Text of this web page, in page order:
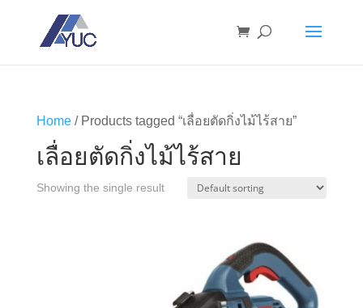
Home/ Products tagged “เลื่อยตัดกิ่งไม้ไร้สาย”
เลื่อยตัดกิ่งไม้ไร้สาย
Showing the single result